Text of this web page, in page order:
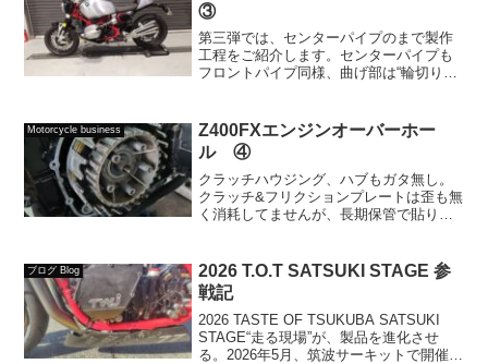
③
第三弾では、センターパイプのまで製作
工程をご紹介します。センターパイプも
フロントパイプ同様、曲げ部は“輪切り構
は54φを選択しました。「もう少し太いほ
うが良いのでは？...
Motorcycle business
Z400FXエンジンオーバーホー
ル ④
クラッチハウジング、ハブもガタ無し。
クラッチ&フリクションプレートは歪も無
く消耗してませんが、長期保管で貼り付
すが、中長期にわたりエンジンをかけら
れない場合は、クラッチ...
ブログ Blog
2026 T.O.T SATSUKI STAGE 参
戦記
2026 TASTE OF TSUKUBA SATSUKI
STAGE“走る現場”が、製品を進化させ
る。2026年5月、筑波サーキットで開催さ